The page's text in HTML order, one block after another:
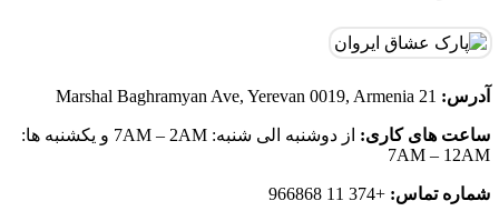
آدرس:
ساعت های کاری:
از دوشنبه الی شنبه: 7AM – 2AM و یکشنبه ها:
7AM – 12AM
شماره تماس: +374 11 966868